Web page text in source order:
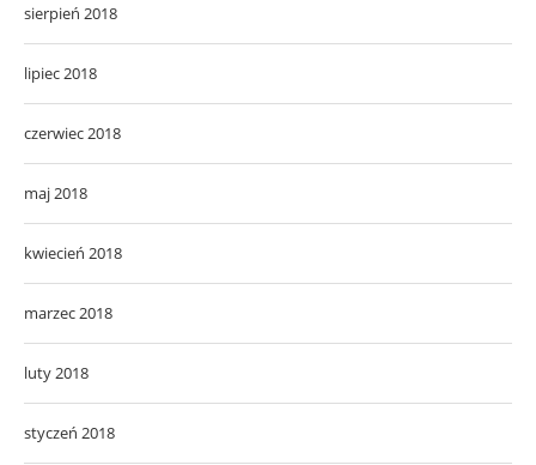
sierpień 2018
lipiec 2018
czerwiec 2018
maj 2018
kwiecień 2018
marzec 2018
luty 2018
styczeń 2018